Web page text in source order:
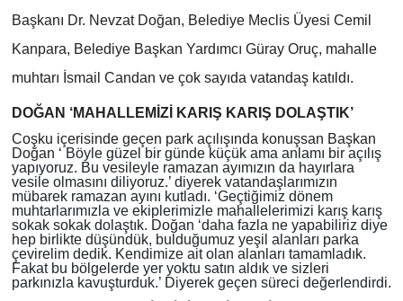
Başkanı Dr. Nevzat Doğan, Belediye Meclis Üyesi Cemil
Kanpara, Belediye Başkan Yardımcı Güray Oruç, mahalle
muhtarı İsmail Candan ve çok sayıda vatandaş katıldı.
DOĞAN ‘MAHALLEMİZİ KARIŞ KARIŞ DOLAŞTIK’
Coşku içerisinde geçen park açılışında konuşsan Başkan
Doğan ‘ Böyle güzel bir günde küçük ama anlamı bir açılış
yapıyoruz. Bu vesileyle ramazan ayımızın da hayırlara
vesile olmasını diliyoruz.’ diyerek vatandaşlarımızın
mübarek ramazan ayını kutladı. ‘Geçtiğimiz dönem
muhtarlarımızla ve ekiplerimizle mahallelerimizi karış karış
sokak sokak dolaştık. Doğan ‘daha fazla ne yapabiliriz diye
hep birlikte düşündük, bulduğumuz yeşil alanları parka
çevirelim dedik. Kendimize ait olan alanları tamamladık.
Fakat bu bölgelerde yer yoktu satın aldık ve sizleri
parkınızla kavuşturduk.’ Diyerek geçen süreci değerlendirdi.